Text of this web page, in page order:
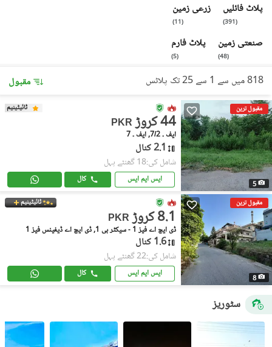
پلاٹ فائلیں
(
391
)
زرعی زمین
(
11
)
صنعتی زمین
(
48
)
پلاٹ فارم
(
5
)
818 میں سے 1 سے 25 تک پلاٹس مقبول
مقبول ترین
5
ٹائیٹینیم
PKR 44 کروڑ
ایف ۔ 7/2, ایف ۔ 7
2.1 کنال
شامل کی:18 گھنٹے پہل
ایس ایم ایس کال
مقبول ترین
8
ٹائیٹینیم
PKR 8.1 کروڑ
ڈی ایچ اے فیز 1 - سیکٹر بی 1, ڈی ایچ اے ڈیفینس فیز 1
1.6 کنال
شامل کی:22 گھنٹے پہل
ایس ایم ایس کال
سٹوریز